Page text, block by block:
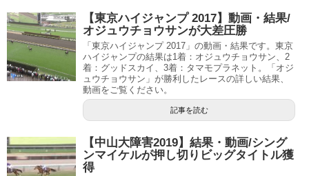
【東京ハイジャンプ 2017】動画・結果/
オジュウチョウサンが大差圧勝
「東京ハイジャンプ 2017」の動画・結果です。東京
ハイジャンプの結果は1着：オジュウチョウサン、2
着：グッドスカイ、3着：タマモプラネット。「オジ
ュウチョウサン」が勝利したレースの詳しい結果、
動画をご覧ください。
記事を読む
【中山大障害2019】結果・動画/シング
ンマイケルが押し切りビッグタイトル獲
得